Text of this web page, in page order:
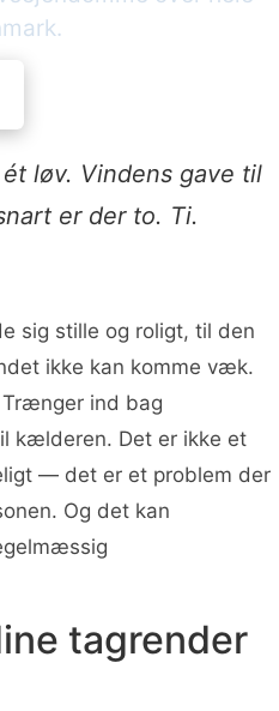
løv. Vindens gave til
er der to. Ti.
sig stille og roligt, til den
ikke kan komme væk.
ind bag
kælderen. Det er ikke et
— det er et problem der
Og det kan
tagrender